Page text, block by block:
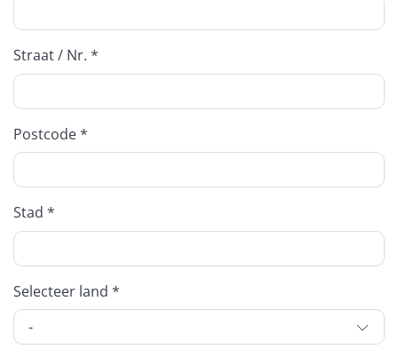
Straat / Nr. *
Postcode *
Stad *
Selecteer land *